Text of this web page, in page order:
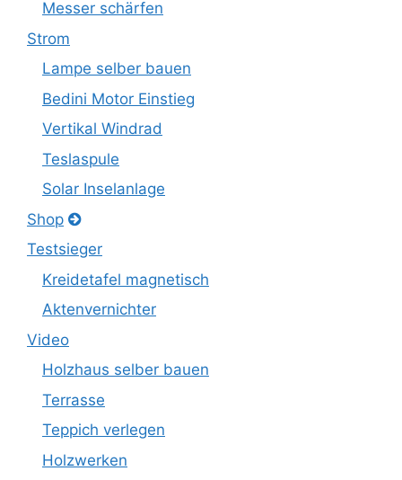
Messer schärfen
Strom
Lampe selber bauen
Bedini Motor Einstieg
Vertikal Windrad
Teslaspule
Solar Inselanlage
Shop
Testsieger
Kreidetafel magnetisch
Aktenvernichter
Video
Holzhaus selber bauen
Terrasse
Teppich verlegen
Holzwerken